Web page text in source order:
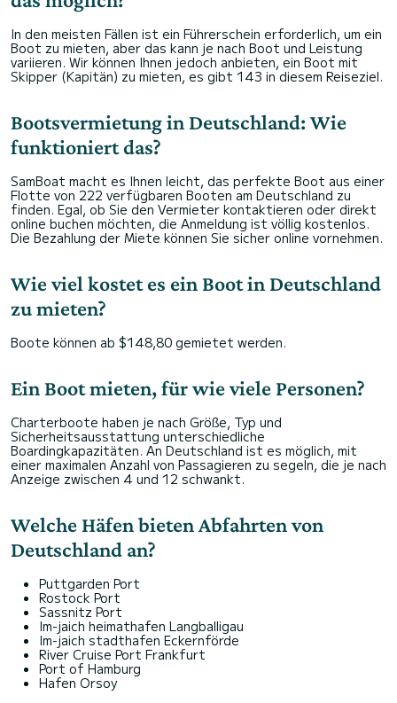
In den meisten Fällen ist ein Führerschein erforderlich, um ein
Boot zu mieten, aber das kann je nach Boot und Leistung
variieren. Wir können Ihnen jedoch anbieten, ein Boot mit
Skipper (Kapitän) zu mieten, es gibt 143 in diesem Reiseziel.
Bootsvermietung in Deutschland: Wie
funktioniert das?
SamBoat macht es Ihnen leicht, das perfekte Boot aus einer
Flotte von 222 verfügbaren Booten am Deutschland zu
finden. Egal, ob Sie den Vermieter kontaktieren oder direkt
online buchen möchten, die Anmeldung ist völlig kostenlos.
Die Bezahlung der Miete können Sie sicher online vornehmen.
Wie viel kostet es ein Boot in Deutschland
zu mieten?
Boote können ab $148,80 gemietet werden.
Ein Boot mieten, für wie viele Personen?
Charterboote haben je nach Größe, Typ und
Sicherheitsausstattung unterschiedliche
Boardingkapazitäten. An Deutschland ist es möglich, mit
einer maximalen Anzahl von Passagieren zu segeln, die je nach
Anzeige zwischen 4 und 12 schwankt.
Welche Häfen bieten Abfahrten von
Deutschland an?
Puttgarden Port
Rostock Port
Sassnitz Port
Im-jaich heimathafen Langballigau
Im-jaich stadthafen Eckernförde
River Cruise Port Frankfurt
Port of Hamburg
Hafen Orsoy